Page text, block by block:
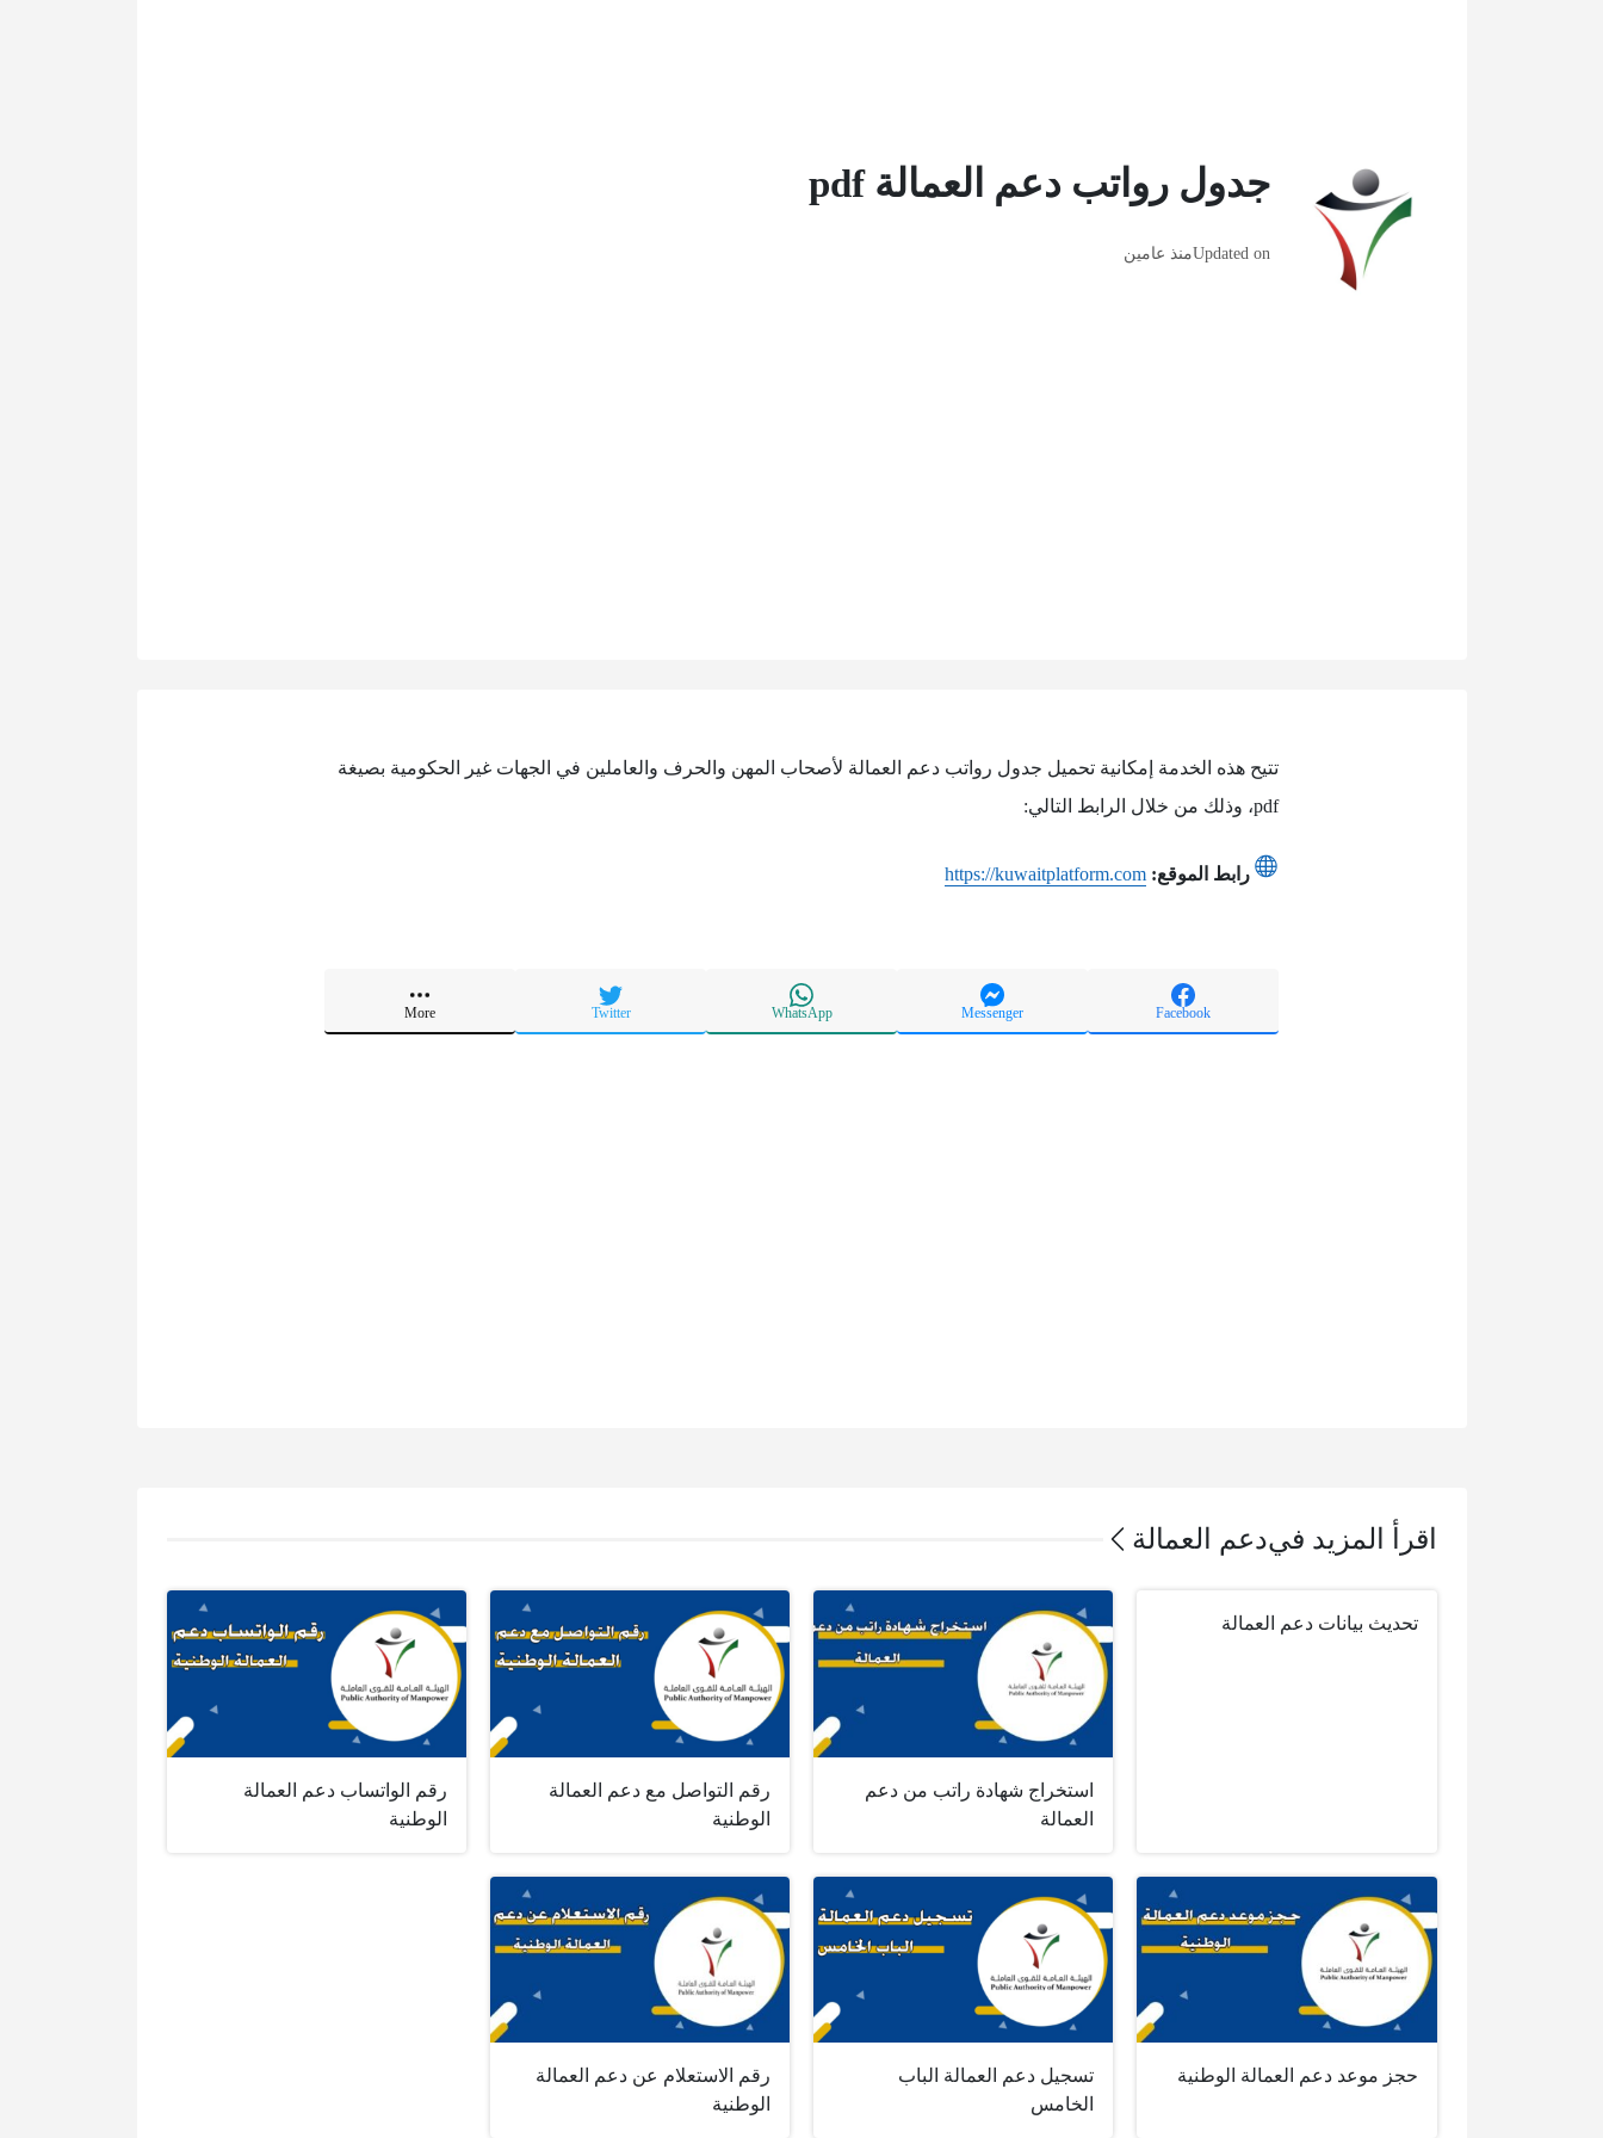
جدول رواتب دعم العمالة pdf
Updated onمنذ عامين
تتيح هذه الخدمة إمكانية تحميل جدول رواتب دعم العمالة لأصحاب المهن والحرف والعاملين في الجهات غير الحكومية بصيغة
pdf، وذلك من خلال الرابط التالي:
رابط الموقع: https://kuwaitplatform.com
Facebook
Messenger
WhatsApp
Twitter
More
اقرأ المزيد فيدعم العمالة
تحديث بيانات دعم العمالة
استخراج شهادة راتب من دعم
العمالة
رقم التواصل مع دعم العمالة
الوطنية
رقم الواتساب دعم العمالة
الوطنية
حجز موعد دعم العمالة الوطنية
تسجيل دعم العمالة الباب
الخامس
رقم الاستعلام عن دعم العمالة
الوطنية